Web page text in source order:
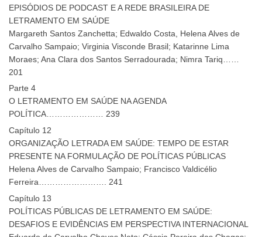
EPISÓDIOS DE PODCAST E A REDE BRASILEIRA DE
LETRAMENTO EM SAÚDE
Margareth Santos Zanchetta; Edwaldo Costa, Helena Alves de
Carvalho Sampaio; Virginia Visconde Brasil; Katarinne Lima
Moraes; Ana Clara dos Santos Serradourada; Nimra Tariq……
201
Parte 4
O LETRAMENTO EM SAÚDE NA AGENDA
POLÍTICA………………… 239
Capítulo 12
ORGANIZAÇÃO LETRADA EM SAÚDE: TEMPO DE ESTAR
PRESENTE NA FORMULAÇÃO DE POLÍTICAS PÚBLICAS
Helena Alves de Carvalho Sampaio; Francisco Valdicélio
Ferreira……………………. 241
Capítulo 13
POLÍTICAS PÚBLICAS DE LETRAMENTO EM SAÚDE:
DESAFIOS E EVIDÊNCIAS EM PERSPECTIVA INTERNACIONAL